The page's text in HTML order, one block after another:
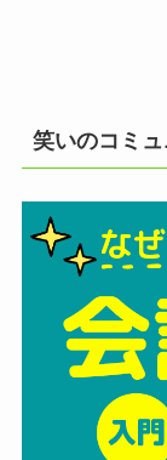
笑いのコミ